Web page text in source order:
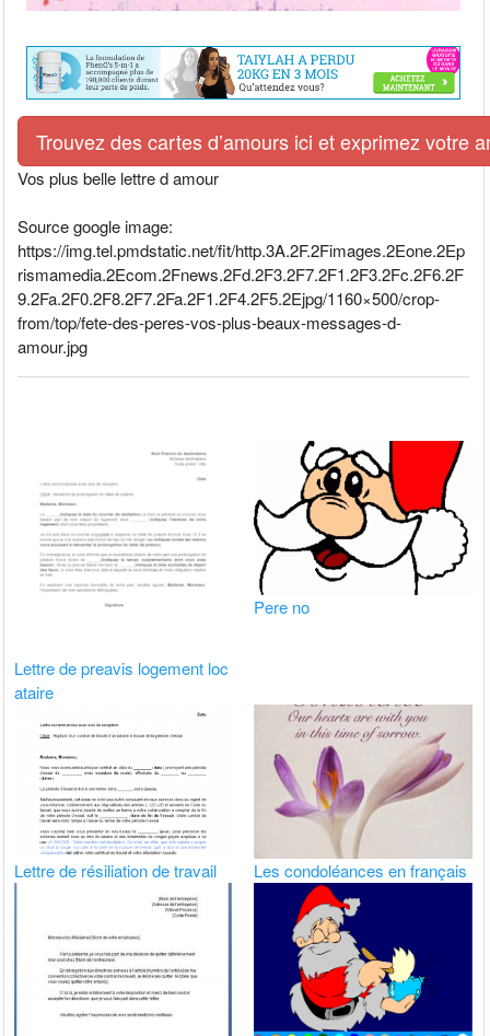
Trouvez des cartes d’amours ici et exprimez votre
Vos plus belle lettre d amour
Source google image:
https://img.tel.pmdstatic.net/fit/http.3A.2F.2Fimages.2Eone.2Ep
rismamedia.2Ecom.2Fnews.2Fd.2F3.2F7.2F1.2F3.2Fc.2F6.2F
9.2Fa.2F0.2F8.2F7.2Fa.2F1.2F4.2F5.2Ejpg/1160×500/crop-
from/top/fete-des-peres-vos-plus-beaux-messages-d-
amour.jpg
Lettre de preavis logement loc
ataire
Pere no
Lettre de résiliation de travail Les condoléances en français